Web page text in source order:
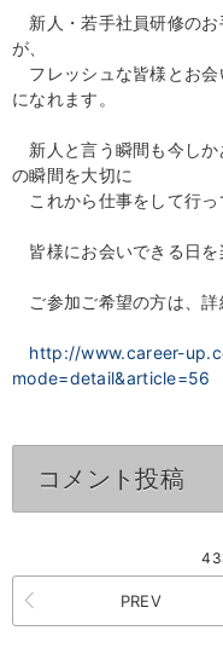
新人・若手社員研修のお
が、
フレッシュな皆様とお会
になれます。
新人と言う瞬間も今し
の瞬間を大切に
これから仕事をして行っ
皆様にお会いできる日を
ご参加ご希望の方は、詳
http://www.career-
mode=detail&article=56
コメント投稿
PREV